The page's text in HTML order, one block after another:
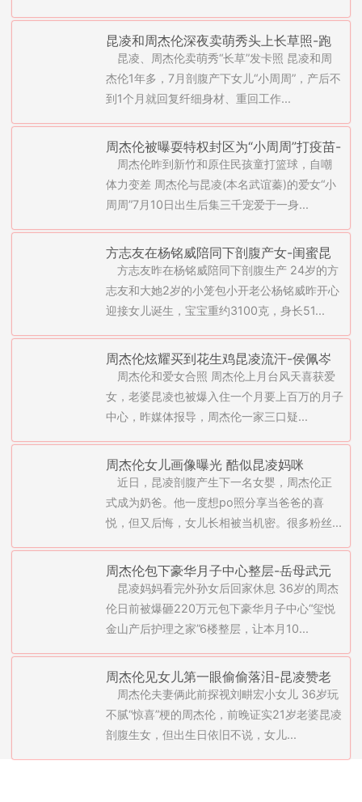
昆凌和周杰伦深夜卖萌秀头上长草照-跑
龙套还被拧耳朵(图)
昆凌、周杰伦卖萌秀“长草”发卡照 昆凌和周
杰伦1年多，7月剖腹产下女儿“小周周”，产后不
到1个月就回复纤细身材、重回工作...
周杰伦被曝耍特权封区为“小周周”打疫苗-
要昆凌退奶获赞(图)
周杰伦昨到新竹和原住民孩童打篮球，自嘲
体力变差 周杰伦与昆凌(本名武谊蓁)的爱女“小
周周”7月10日出生后集三千宠爱于一身...
方志友在杨铭威陪同下剖腹产女-闺蜜昆
凌卖狗咖啡(图)
方志友昨在杨铭威陪同下剖腹生产 24岁的方
志友和大她2岁的小笼包小开老公杨铭威昨开心
迎接女儿诞生，宝宝重约3100克，身长51...
周杰伦炫耀买到花生鸡昆凌流汗-侯佩岑
和周董藕断丝连(图)
周杰伦和爱女合照 周杰伦上月台风天喜获爱
女，老婆昆凌也被爆入住一个月要上百万的月子
中心，昨媒体报导，周杰伦一家三口疑...
周杰伦女儿画像曝光 酷似昆凌妈咪
近日，昆凌剖腹产生下一名女婴，周杰伦正
式成为奶爸。他一度想po照分享当爸爸的喜
悦，但又后悔，女儿长相被当机密。很多粉丝...
周杰伦包下豪华月子中心整层-岳母武元
庆探视昆凌及外孙女(图)
昆凌妈妈看完外孙女后回家休息 36岁的周杰
伦日前被爆砸220万元包下豪华月子中心“玺悦
金山产后护理之家”6楼整层，让本月10...
周杰伦见女儿第一眼偷偷落泪-昆凌赞老
公全勤给100分(图)
周杰伦夫妻俩此前探视刘畊宏小女儿 36岁玩
不腻“惊喜”梗的周杰伦，前晚证实21岁老婆昆凌
剖腹生女，但出生日依旧不说，女儿...